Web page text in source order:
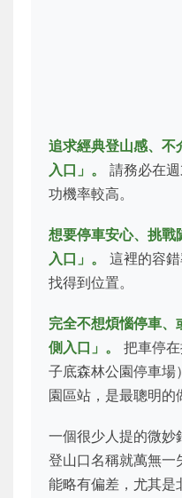
追求經典登山感、
入口」。
請務必在
功機率較高。
想要停車安心、挑
入口」。
這裡的容
找得到位置。
完全不想煩惱停車
側入口」。
把車停
子底森林公園停車場
園區站，是最聰明的
一個很少人提的微妙
登山口名稱就萬無一
能略有偏差，尤其是